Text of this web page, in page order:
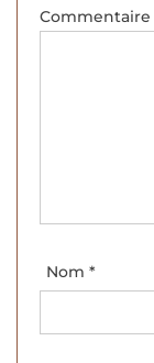
Commentaire
Nom *